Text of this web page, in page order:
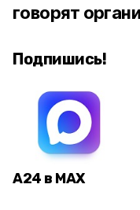
говорят
Подпишись!
А24 в MAX